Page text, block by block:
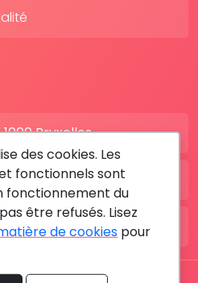
Bruxelles
des cookies. Les
fonctionnels sont
fonctionnement du
être refusés. Lisez
de cookies pour